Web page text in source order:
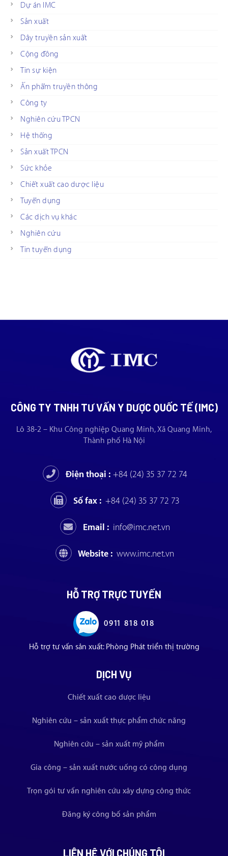
Dự án IMC
Sản xuất
Dây truyền sản xuất
Cộng đồng
Tin sự kiện
Ấn phẩm truyền thông
Công ty
Nghiên cứu TPCN
Hệ thống
Sản xuất TPCN
Sức khỏe
Chiết xuất cao dược liệu
Tuyển dụng
Các dịch vụ khác
Nghiên cứu
Tin tuyển dụng
CÔNG TY TNHH TƯ VẤN Y DƯỢC QUỐC TẾ (IMC)
Lô 38-2 – Khu Công nghiệp Quang Minh, Xã Quang Minh,
Thành phố Hà Nội
Điện thoại : +84 (24) 35 37 72 74
Số fax : +84 (24) 35 37 72 73
Email : info@imc.net.vn
Website : www.imc.net.vn
HỖ TRỢ TRỰC TUYẾN
0911 818 018
Hỗ trợ tư vấn sản xuất: Phòng Phát triển thị trường
DỊCH VỤ
Chiết xuất cao dược liệu
Nghiên cứu – sản xuất thực phẩm chức năng
Nghiên cứu – sản xuất mỹ phẩm
Gia công – sản xuất nước uống có công dụng
Trọn gói tư vấn nghiên cứu xây dựng công thức
Đăng ký công bố sản phẩm
LIÊN HỆ VỚI CHÚNG TÔI